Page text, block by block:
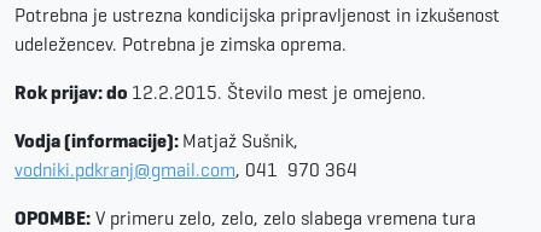
Potrebna je ustrezna kondicijska pripravljenost in izkušenost
udeležencev. Potrebna je zimska oprema.
Rok prijav: do 12.2.2015. Število mest je omejeno.
Vodja (informacije): Matjaž Sušnik,
vodniki.pdkranj@gmail.com, 041 970 364
OPOMBE: V primeru zelo, zelo, zelo slabega vremena tura